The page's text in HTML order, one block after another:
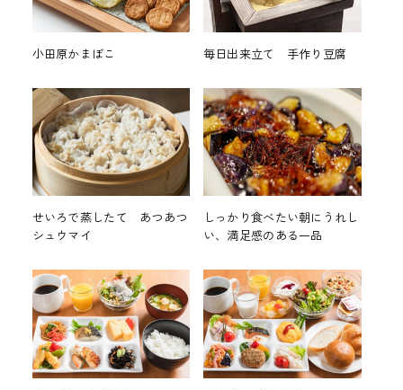
小田原かまぼこ 毎日出来立て 手作り豆腐
せいろで蒸したて あつあつ
シュウマイ
しっかり食べたい朝にうれし
い、満足感のある一品